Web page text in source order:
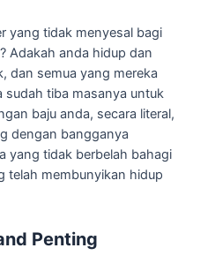
yang tidak menyesal bagi
Adakah anda hidup dan
dan semua yang mereka
sudah tiba masanya untuk
baju anda, secara literal,
dengan bangganya
yang tidak berbelah bahagi
telah membunyikan hidup
Penting